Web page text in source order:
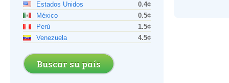
Estados Unidos
0.4¢
México
0.5¢
Perú
1.5¢
Venezuela
4.5¢
Buscar su país